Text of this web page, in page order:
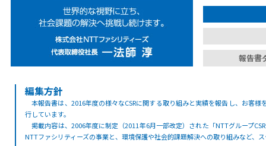
報告書
編集方針
本報告書は、2016年度の様々なCSRに関する取り組みと実績を報告し、お客
行しています。
掲載内容は、2006年度に制定（2011年6月一部改定）された「NTTグループ
NTTファシリティーズの事業と、環境保護や社会的課題解決への取り組みなど、